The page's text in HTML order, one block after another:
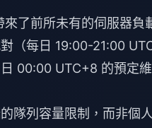
了前所未有的伺服器負
（每日 19:00-21:00
00:00 UTC+8 的預定
隊列容量限制，而非個